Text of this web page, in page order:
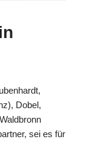
Dobel,
sei es für